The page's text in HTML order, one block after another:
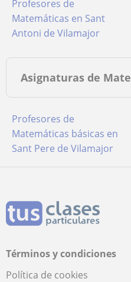
Profesores de
Matemáticas en Sant
Antoni de Vilamajor
Asignaturas de
Profesores de
Matemáticas básicas en
Sant Pere de Vilamajor
Términos y condiciones
Política de cookies